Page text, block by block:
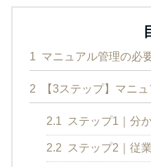
1 マニュアル管理の必
2 【3ステップ】マニ
2.1 ステップ1｜分
2.2 ステップ2｜従